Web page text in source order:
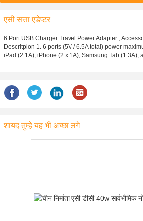
एसी सत्ता एडेप्टर
6 Port USB Charger Travel Power Adapter ,
Descritpion 1. 6 ports (5V / 6.5A total) power
iPad (2.1A), iPhone (2 x 1A), Samsung Tab (1.3A),
शायद तुम्हे यह भी अच्छा लगे